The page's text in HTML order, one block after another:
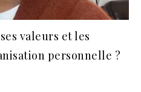
valeurs et les
personnelle ?